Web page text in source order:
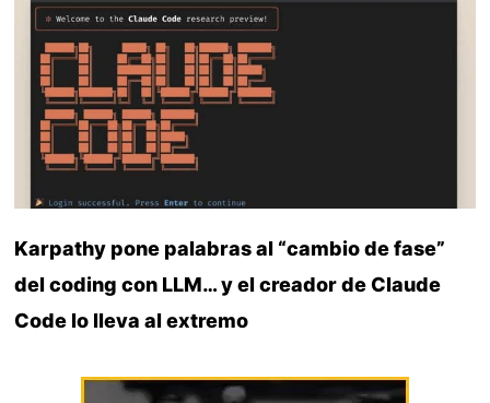
Karpathy pone palabras al “cambio de fase”
del coding con LLM… y el creador de Claude
Code lo lleva al extremo